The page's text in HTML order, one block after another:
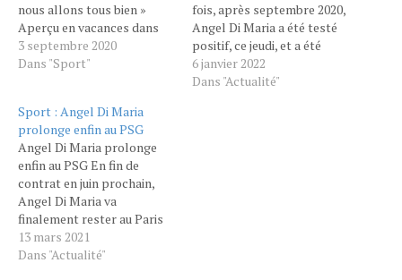
nous allons tous bien »
Aperçu en vacances dans
les Baléares en compagnie
d'autres joueurs tels que
Herrera, Angel Di Maria ou
encore Leandro
Paredes, Neymar a appris à
son retour à…
3 septembre 2020
Dans "Sport"
fois, après septembre 2020,
Angel Di Maria a été testé
positif, ce jeudi, et a été
placé à l’isolement. Même
s’il est asymptomatique, il
6 janvier 2022
Dans "Actualité"
Sport : Angel Di Maria
prolonge enfin au PSG
Angel Di Maria prolonge
enfin au PSG En fin de
contrat en juin prochain,
Angel Di Maria va
finalement rester au Paris
SG. L'Argentin vient de
prolonger son bail d'une
13 mars 2021
Dans "Actualité"